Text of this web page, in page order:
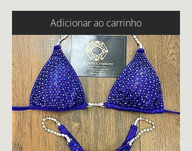
Adicionar ao carrinho